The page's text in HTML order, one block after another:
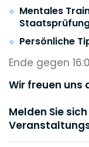
Mentales
Persönliche
Ende gegen
Wir freuen uns
Melden Sie